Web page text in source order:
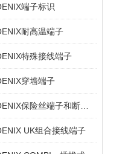
端子标识
耐高温端子
特殊接线端子
穿墙端子
UK组合接线端子